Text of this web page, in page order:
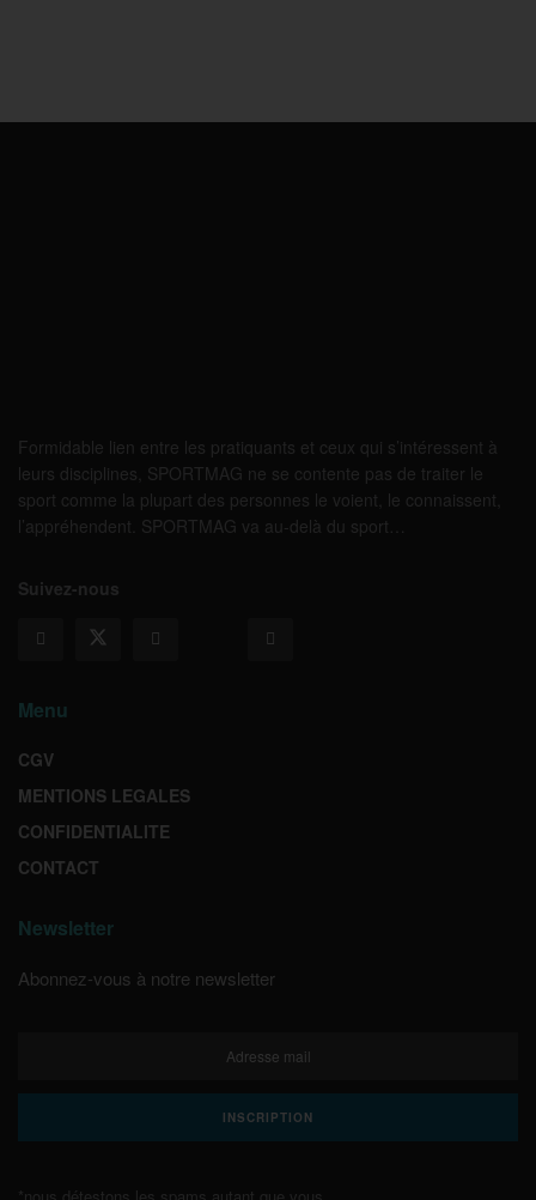
Formidable lien entre les pratiquants et ceux qui s’intéressent à
leurs disciplines, SPORTMAG ne se contente pas de traiter le
sport comme la plupart des personnes le voient, le connaissent,
l’appréhendent. SPORTMAG va au-delà du sport…
Suivez-nous
Menu
CGV
MENTIONS LEGALES
CONFIDENTIALITE
CONTACT
Newsletter
Abonnez-vous à notre newsletter
*nous détestons les spams autant que vous